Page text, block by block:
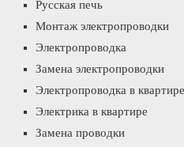
Русская печь
Монтаж электропроводки
Электропроводка
Замена электропроводки
Электропроводка в квартире
Электрика в квартире
Замена проводки